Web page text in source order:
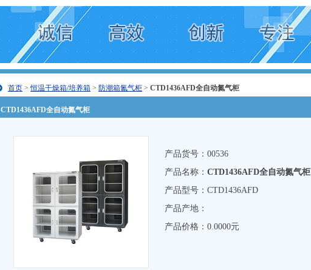
首页 >恒温干燥箱/培养箱 > 防潮箱氮气柜 > CTD1436AFD全自动氮气柜
CTD1436AFD全自动氮气柜
产品货号：00536
产品名称： CTD1436AFD全自动氮气柜
产品型号：CTD1436AFD
产品产地：
产品价格：0.0000元